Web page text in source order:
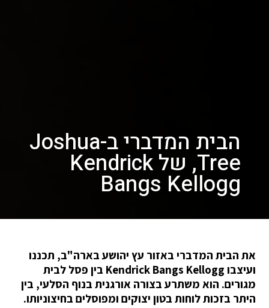
הבית המדברי ב-Joshua
Tree, של Kendrick
Bangs Kellogg
את הבית המדברי באזור עץ יהושע בארה"ב, תכננו
ועיצבו Kendrick Bangs Kellogg בין פסל לבית
מגורים. הוא משתרע בצורה אורגנית בנוף הסלעי, בין
היתר בזכות לוחות בטון יצוקים ומפוסלים בחיצוניותו.